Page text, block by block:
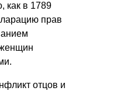
как в 1789
прав
отцов и